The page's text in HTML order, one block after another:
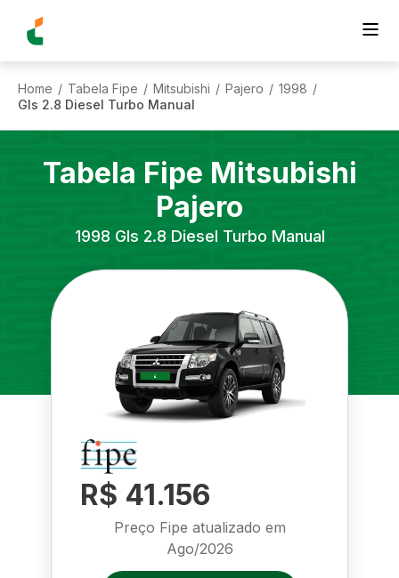
Home / Tabela Fipe / Mitsubishi / Pajero / 1998 /
Gls 2.8 Diesel Turbo Manual
Tabela Fipe Mitsubishi
Pajero
1998 Gls 2.8 Diesel Turbo Manual
R$ 41.156
Preço Fipe atualizado em
Ago/2026